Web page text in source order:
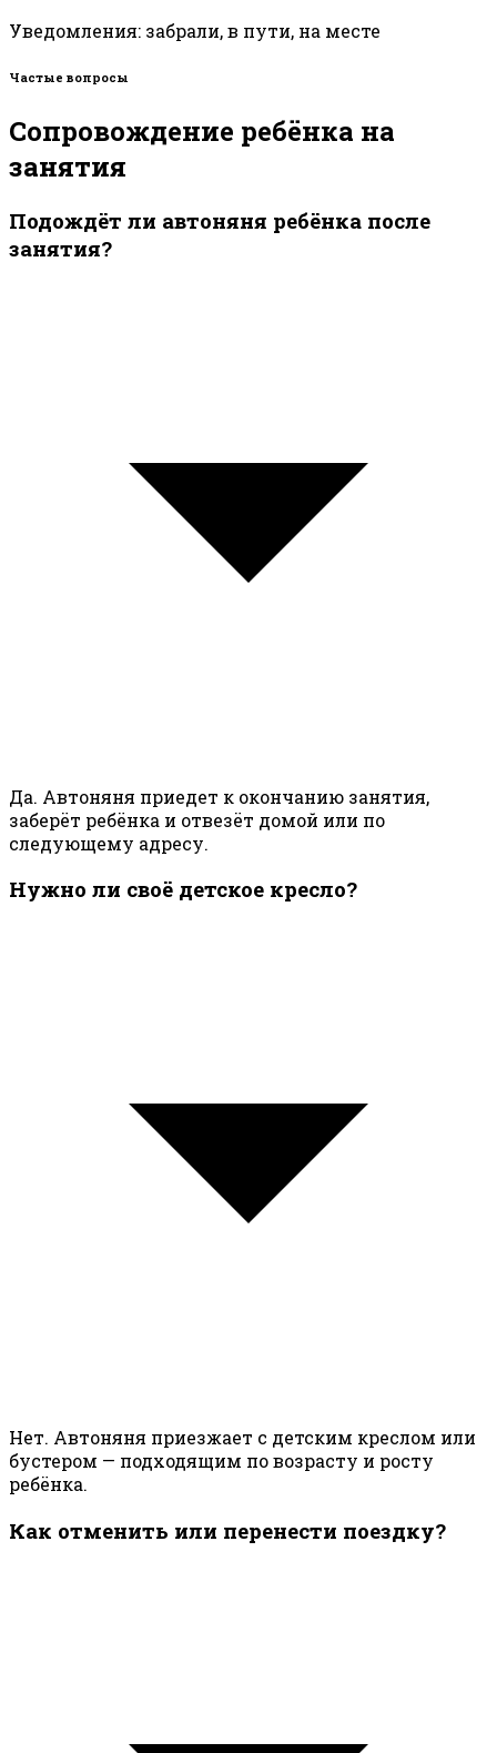
Уведомления: забрали, в пути, на месте
Частые вопросы
Сопровождение ребёнка на
занятия
Подождёт ли автоняня ребёнка после
занятия?
Да. Автоняня приедет к окончанию занятия,
заберёт ребёнка и отвезёт домой или по
следующему адресу.
Нужно ли своё детское кресло?
Нет. Автоняня приезжает с детским креслом или
бустером — подходящим по возрасту и росту
ребёнка.
Как отменить или перенести поездку?